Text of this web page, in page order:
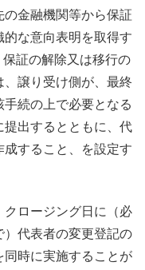
金融機関等から保証
な意向表明を取得す
証の解除又は移行の
譲り受け側が、最終
続の上で必要となる
出するとともに、代
すること、を設定す
ロージング日に（必
代表者の変更登記の
時に実施することが